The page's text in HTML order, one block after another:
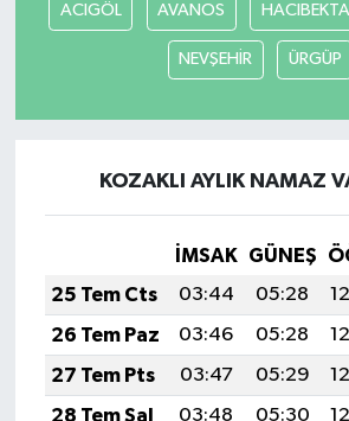
ACIGÖL AVANOS
NEVŞEHİR ÜRGÜP
KOZAKLI AYLIK NAMAZ
İMSAK GÜNEŞ
25 Tem Cts
03:44 05:28
26 Tem Paz
03:46 05:28
27 Tem Pts
03:47 05:29
28 Tem Sal
03:48 05:30